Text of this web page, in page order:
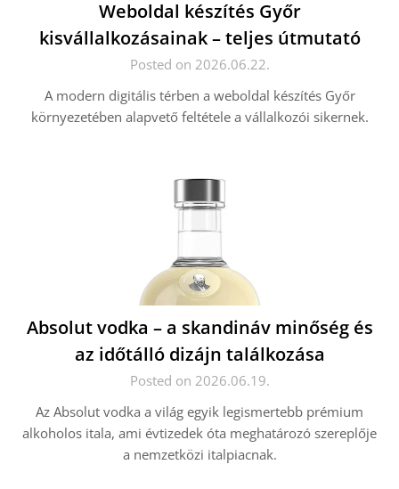
Weboldal készítés Győr
kisvállalkozásainak – teljes útmutató
Posted on 2026.06.22.
A modern digitális térben a weboldal készítés Győr
környezetében alapvető feltétele a vállalkozói sikernek.
Absolut vodka – a skandináv minőség és
az időtálló dizájn találkozása
Posted on 2026.06.19.
Az Absolut vodka a világ egyik legismertebb prémium
alkoholos itala, ami évtizedek óta meghatározó szereplője
a nemzetközi italpiacnak.